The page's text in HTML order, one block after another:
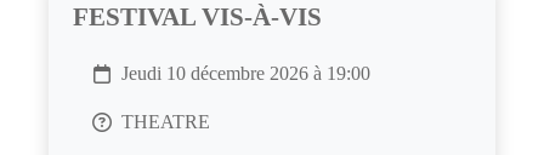
FESTIVAL VIS-À-VIS
Jeudi 10 décembre 2026 à 19:00
THEATRE